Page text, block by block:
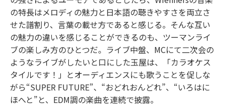
の特長はメロディの魅力と日本語の聴きやすさを両立さ
せた譜割り、言葉の載せ方であると感じる。そんな互い
の魅力の違いを感じることができるのも、ツーマンライ
ブの楽しみ方のひとつだ。ライブ中盤、MCにて二次会の
ようなライブがしたいと口にした玉屋は、「カラオケス
タイルです！」とオーディエンスにも歌うことを促しな
がら“SUPER FUTURE”、“おどれおんどれ”、“いろはに
ほへと”と、EDM調の楽曲を連続で披露。